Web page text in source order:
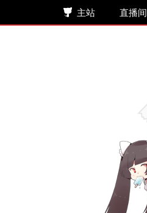
主站 直播间